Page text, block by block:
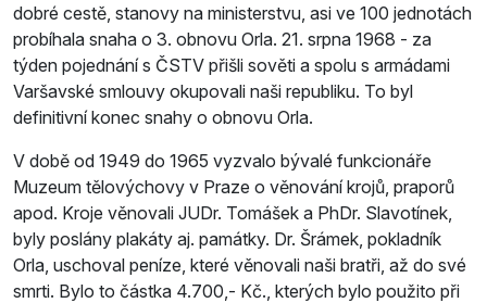
dobré cestě, stanovy na ministerstvu, asi ve 100 jednotách
probíhala snaha o 3. obnovu Orla. 21. srpna 1968 - za
týden pojednání s ČSTV přišli sověti a spolu s armádami
Varšavské smlouvy okupovali naši republiku. To byl
definitivní konec snahy o obnovu Orla.
V době od 1949 do 1965 vyzvalo bývalé funkcionáře
Muzeum tělovýchovy v Praze o věnování krojů, praporů
apod. Kroje věnovali JUDr. Tomášek a PhDr. Slavotínek,
byly poslány plakáty aj. památky. Dr. Šrámek, pokladník
Orla, uschoval peníze, které věnovali naši bratři, až do své
smrti. Bylo to částka 4.700,- Kč., kterých bylo použito při